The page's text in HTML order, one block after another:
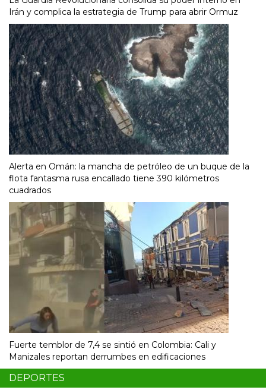
Irán y complica la estrategia de Trump para abrir Ormuz
Alerta en Omán: la mancha de petróleo de un buque de la
flota fantasma rusa encallado tiene 390 kilómetros
cuadrados
Fuerte temblor de 7,4 se sintió en Colombia: Cali y
Manizales reportan derrumbes en edificaciones
DEPORTES